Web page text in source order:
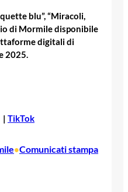
blu”, “Miracoli,
di Mormiledisponibile
digitali di
2025.
| TikTok
•Comunicati stampa